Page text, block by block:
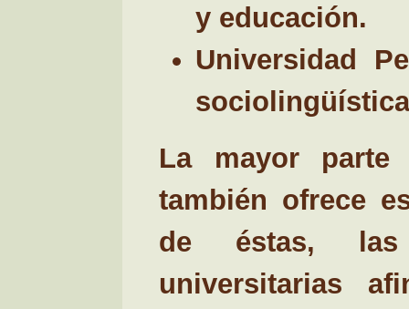
y educación.
Universidad
La mayor parte
también ofrece
de éstas, las
universitarias